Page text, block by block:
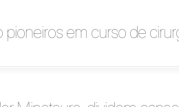
em curso de